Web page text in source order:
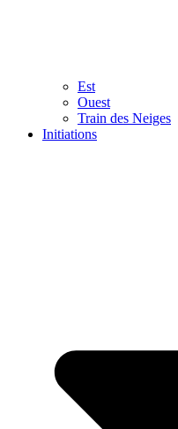
Est
Ouest
Train des Neiges
Initiations